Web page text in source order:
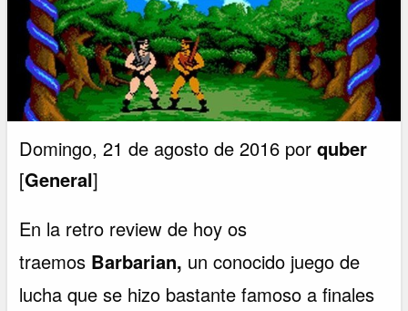
Domingo, 21 de agosto de 2016 porquber
[General]
En la retro review de hoy os
traemos Barbarian, un conocido juego de
lucha que se hizo bastante famoso a finales